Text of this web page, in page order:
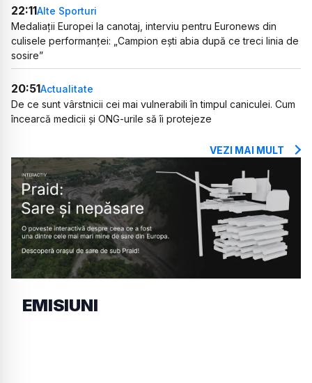
22:11Alte Sporturi
Medaliații Europei la canotaj, interviu pentru Euronews din
culisele performanței: „Campion ești abia după ce treci linia de
sosire”
20:51Actualitate
De ce sunt vârstnicii cei mai vulnerabili în timpul caniculei. Cum
încearcă medicii și ONG-urile să îi protejeze
VEZI MAI MULT
EMISIUNI